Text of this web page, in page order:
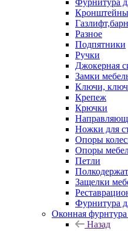
Фурнитура
Кронштейны
Разное
Подпятники
Ручки
Джокерная
Замки
Ключи,
Крепеж
Крючки
Ножки для
Опоры
Опоры
Петли
Защелки
Фурнитура
Оконная фурнтура
Назад